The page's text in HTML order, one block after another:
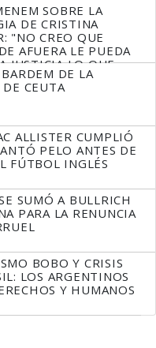
SOBRE LA
DE CRISTINA
"NO CREO QUE
AFUERA LE PUEDA
JUSTICIA LO QUE
HACER" DE LA
CEUTA
ALLISTER CUMPLIÓ
PELO ANTES DE
FÚTBOL INGLÉS
SUMÓ A BULLRICH
PARA LA RENUNCIA
BOBO Y CRISIS
LOS ARGENTINOS
Y HUMANOS